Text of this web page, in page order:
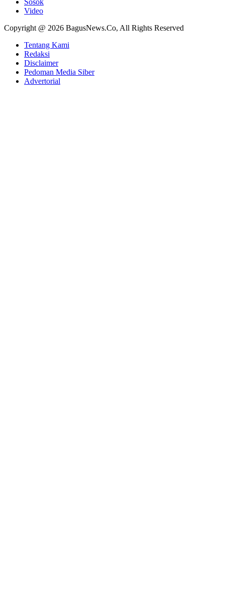
Video
Copyright @ 2026 BagusNews.Co, All Rights Reserved
Tentang Kami
Redaksi
Disclaimer
Pedoman Media Siber
Advertorial